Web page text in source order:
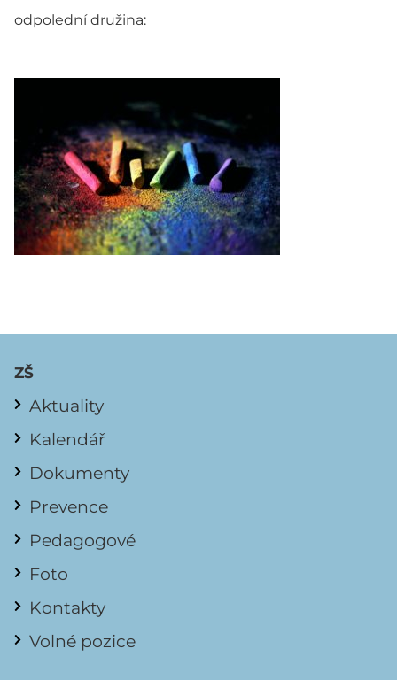
odpolední družina:
ZŠ
Aktuality
Kalendář
Dokumenty
Prevence
Pedagogové
Foto
Kontakty
Volné pozice